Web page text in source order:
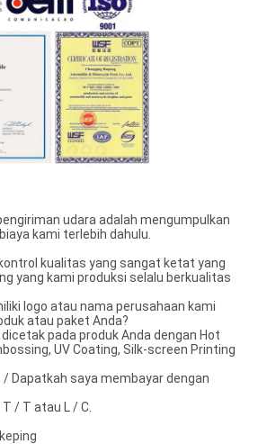
udara adalah mengumpulkan
kami terlebih dahulu.
kualitas yang sangat ketat yang
yang kami produksi selalu berkualitas
logo atau nama perusahaan kami
atau paket Anda?
pada produk Anda dengan Hot
UV Coating, Silk-screen Printing
/ Dapatkah saya membayar dengan
/ T atau L / C.